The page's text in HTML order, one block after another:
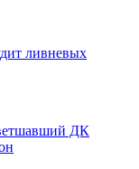
ливневых
ДК